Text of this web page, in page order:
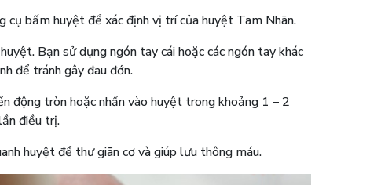
cụ bấm huyệt để xác định vị trí của huyệt Tam Nhãn.
Bạn sử dụng ngón tay cái hoặc các ngón tay khác
để tránh gây đau đớn.
động tròn hoặc nhấn vào huyệt trong khoảng 1 – 2
điều trị.
huyệt để thư giãn cơ và giúp lưu thông máu.